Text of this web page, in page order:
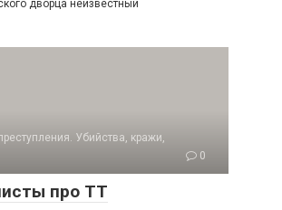
дворца неизвестный
Убийства, кражи,
0
про ТТ